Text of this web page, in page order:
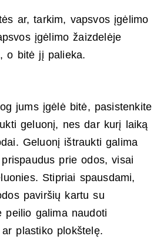
ar, tarkim, vapsvos įgėlimo
įgėlimo žaizdelėje
o bitė jį palieka.
jums įgėlė bitė, pasistenkite
geluonį, nes dar kurį laiką
Geluonį ištraukti galima
prie odos, visai
Stipriai spausdami,
paviršių kartu su
peilio galima naudoti
plastiko plokštelę.